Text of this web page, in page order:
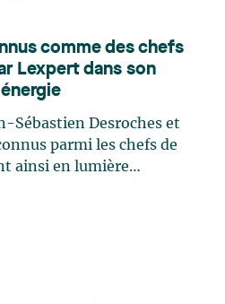
comme des chefs
Lexpert dans son
Sébastien Desroches et
parmi les chefs de
ainsi en lumière
technologies. Valérie
sein du groupe de droit
de l’environnement,